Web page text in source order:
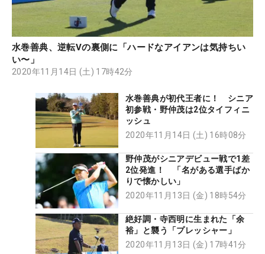
水巻善典、逆転Vの裏側に「ハードなアイアンは気持ちい
い〜」
2020年11月14日 (土) 17時42分
水巻善典が初代王者に！ シニア
初参戦・野仲茂は2位タイフィニ
ッシュ
2020年11月14日 (土) 16時08分
野仲茂がシニアデビュー戦で1差
2位発進！ 「名がある選手ばか
りで懐かしい」
2020年11月13日 (金) 18時54分
絶好調・寺西明に生まれた「余
裕」と襲う「プレッシャー」
2020年11月13日 (金) 17時41分